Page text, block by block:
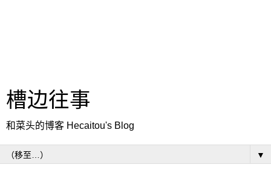
槽边往事
和菜头的博客 Hecaitou's Blog
▼